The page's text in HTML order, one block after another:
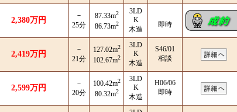
2,380万円
－
25分
87.33m2
86.73m2
3LD
K
木造
即時
2,419万円
－
21分
127.02m2
102.67m2
3LD
K
木造
S46/01
相談
2,599万円
－
20分
100.42m2
80.32m2
3LD
K
木造
H06/06
即時